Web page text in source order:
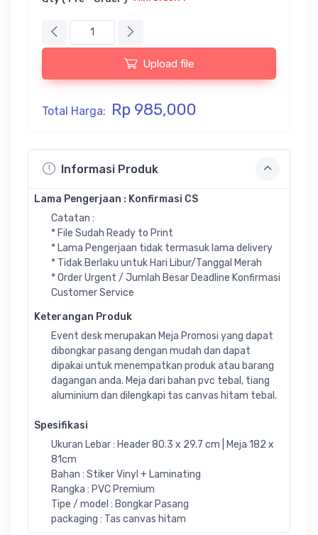
Informasi Produk
Lama Pengerjaan : Konfirmasi CS
Catatan :
* File Sudah Ready to Print
* Lama Pengerjaan tidak termasuk lama delivery
* Tidak Berlaku untuk Hari Libur/Tanggal Merah
* Order Urgent / Jumlah Besar Deadline Konfirmasi
Customer Service
Keterangan Produk
Event desk merupakan Meja Promosi yang dapat
dibongkar pasang dengan mudah dan dapat
dipakai untuk menempatkan produk atau barang
dagangan anda. Meja dari bahan pvc tebal, tiang
aluminium dan dilengkapi tas canvas hitam tebal.
Spesifikasi
Ukuran Lebar : Header 80.3 x 29.7 cm | Meja 182 x
81cm
Bahan : Stiker Vinyl + Laminating
Rangka : PVC Premium
Tipe / model : Bongkar Pasang
packaging : Tas canvas hitam
Upload file
Total Harga: Rp 985,000